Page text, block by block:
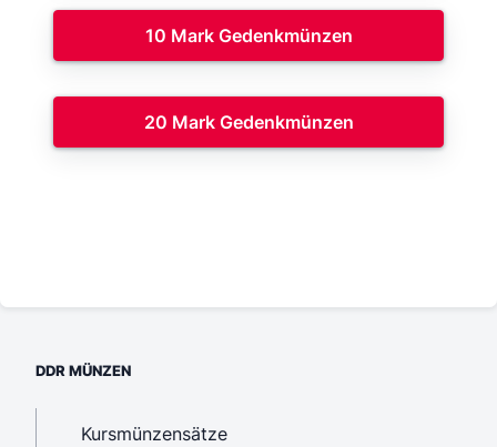
10 Mark Gedenkmünzen
20 Mark Gedenkmünzen
DDR MÜNZEN
Kursmünzensätze